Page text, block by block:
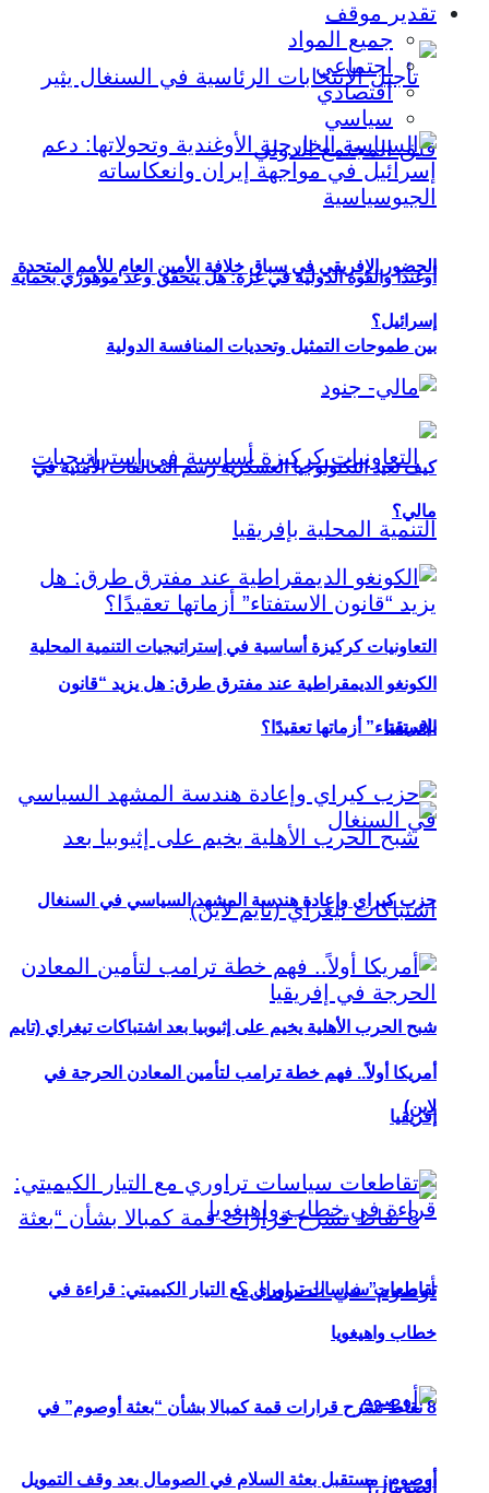
الحضور الإفريقي في سباق خلافة الأمين العام للأمم المتحدة
بين طموحات التمثيل وتحديات المنافسة الدولية
التعاونيات كركيزة أساسية في إستراتيجيات التنمية المحلية
بإفريقيا
شبح الحرب الأهلية يخيم على إثيوبيا بعد اشتباكات تيغراي (تايم
لاين)
8 نقاط تشرح قرارات قمة كمبالا بشأن “بعثة أوصوم” في
الصومال؟
تقدير موقف
جميع المواد
اجتماعي
اقتصادي
سياسي
أوغندا والقوة الدولية في غزة: هل يتحقق وعد موهوزي بحماية
إسرائيل؟
كيف تعيد التكنولوجيا العسكرية رسم التحالفات الأمنية في
مالي؟
الكونغو الديمقراطية عند مفترق طرق: هل يزيد “قانون
الاستفتاء” أزماتها تعقيدًا؟
حزب كيراي وإعادة هندسة المشهد السياسي في السنغال
أمريكا أولاً.. فهم خطة ترامب لتأمين المعادن الحرجة في
إفريقيا
تقاطعات سياسات تراوري مع التيار الكيميتي: قراءة في
خطاب واهيغويا
أوصوم: مستقبل بعثة السلام في الصومال بعد وقف التمويل